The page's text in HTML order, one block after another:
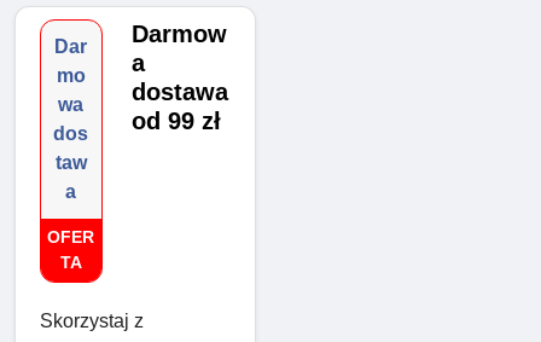
Dar
mo
wa
dos
taw
a
OFER
TA
Darmow
a
dostawa
od 99 zł
Skorzystaj z